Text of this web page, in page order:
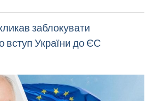
заблокувати
вступ України до ЄС